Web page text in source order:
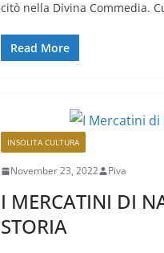
citò nella Divina Commedia.
Read More
INSOLITA CULTURA
November 23, 2022 Piva
I MERCATINI DI
STORIA